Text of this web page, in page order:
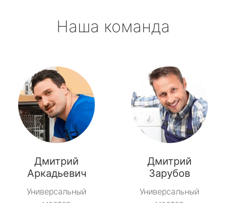
Наша команда
Дмитрий
Аркадьевич
Универсальный
Дмитрий
Зарубов
Универсальный